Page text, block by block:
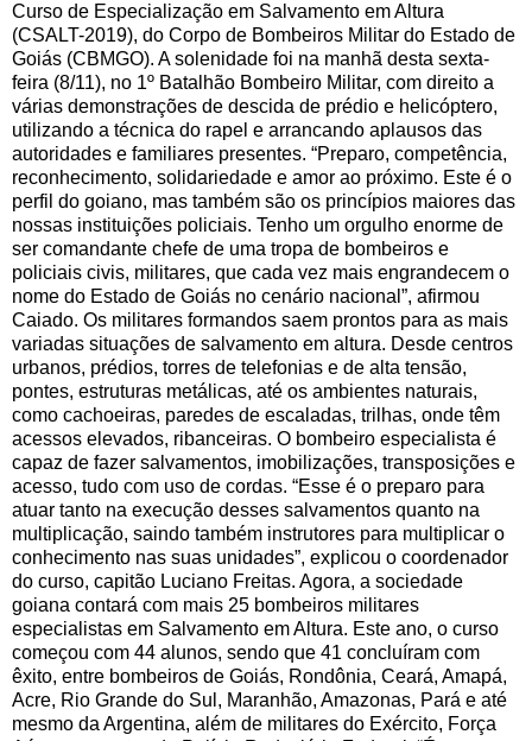
Curso de Especialização em Salvamento em Altura
(CSALT-2019), do Corpo de Bombeiros Militar do Estado de
Goiás (CBMGO). A solenidade foi na manhã desta sexta-
feira (8/11), no 1º Batalhão Bombeiro Militar, com direito a
várias demonstrações de descida de prédio e helicóptero,
utilizando a técnica do rapel e arrancando aplausos das
autoridades e familiares presentes. “Preparo, competência,
reconhecimento, solidariedade e amor ao próximo. Este é o
perfil do goiano, mas também são os princípios maiores das
nossas instituições policiais. Tenho um orgulho enorme de
ser comandante chefe de uma tropa de bombeiros e
policiais civis, militares, que cada vez mais engrandecem o
nome do Estado de Goiás no cenário nacional”, afirmou
Caiado. Os militares formandos saem prontos para as mais
variadas situações de salvamento em altura. Desde centros
urbanos, prédios, torres de telefonias e de alta tensão,
pontes, estruturas metálicas, até os ambientes naturais,
como cachoeiras, paredes de escaladas, trilhas, onde têm
acessos elevados, ribanceiras. O bombeiro especialista é
capaz de fazer salvamentos, imobilizações, transposições e
acesso, tudo com uso de cordas. “Esse é o preparo para
atuar tanto na execução desses salvamentos quanto na
multiplicação, saindo também instrutores para multiplicar o
conhecimento nas suas unidades”, explicou o coordenador
do curso, capitão Luciano Freitas. Agora, a sociedade
goiana contará com mais 25 bombeiros militares
especialistas em Salvamento em Altura. Este ano, o curso
começou com 44 alunos, sendo que 41 concluíram com
êxito, entre bombeiros de Goiás, Rondônia, Ceará, Amapá,
Acre, Rio Grande do Sul, Maranhão, Amazonas, Pará e até
mesmo da Argentina, além de militares do Exército, Força